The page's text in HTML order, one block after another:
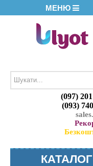
МЕНЮ
(097)
(093)
КАТАЛОГ